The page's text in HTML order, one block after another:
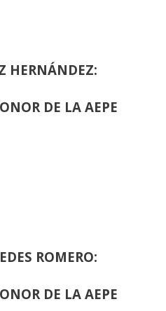
HERNÁNDEZ:
DE LA AEPE
ROMERO:
DE LA AEPE